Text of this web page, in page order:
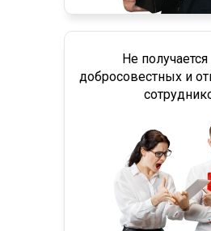
Не получается
добросовестных и